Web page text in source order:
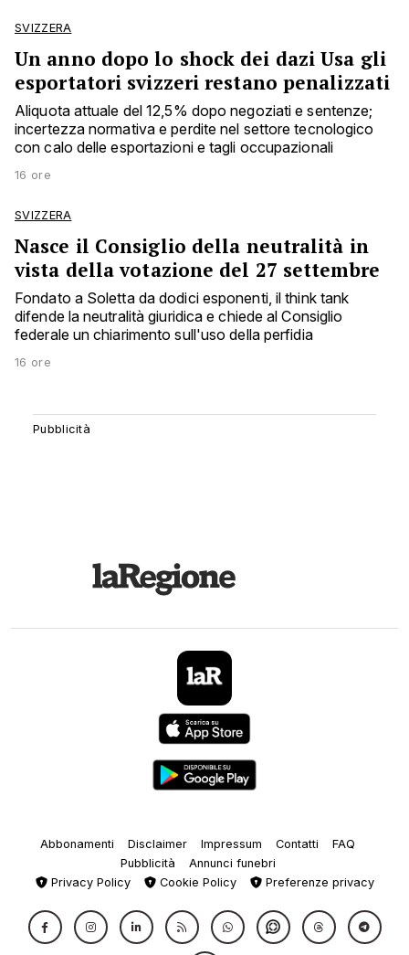
SVIZZERA
Un anno dopo lo shock dei dazi Usa gli
esportatori svizzeri restano penalizzati
Aliquota attuale del 12,5% dopo negoziati e sentenze;
incertezza normativa e perdite nel settore tecnologico
con calo delle esportazioni e tagli occupazionali
16 ore
SVIZZERA
Nasce il Consiglio della neutralità in
vista della votazione del 27 settembre
Fondato a Soletta da dodici esponenti, il think tank
difende la neutralità giuridica e chiede al Consiglio
federale un chiarimento sull'uso della perfidia
16 ore
Abbonamenti Disclaimer Impressum Contatti
FAQ
Pubblicità
Annunci funebri
Privacy Policy
Cookie Policy Preferenze privacy